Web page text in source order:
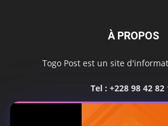
À PROPOS
Togo Post est un site
Tel : +228 98 42 82